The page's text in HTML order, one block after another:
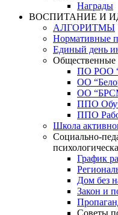
Награды
ВОСПИТАНИЕ И
АЛГОРИТМЫ
Нормативные
Единый день
Общественные
ПО РОО
ОО
ОО
ППО
ППО
Школа
Социально-
График
Дом без
Закон и
Советы